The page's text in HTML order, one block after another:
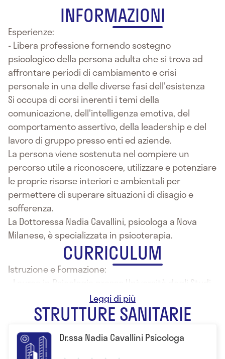
INFORMAZIONI
Esperienze:
- Libera professione fornendo sostegno
psicologico della persona adulta che si trova ad
affrontare periodi di cambiamento e crisi
personale in una delle diverse fasi dell'esistenza
Si occupa di corsi inerenti i temi della
comunicazione, dell'intelligenza emotiva, del
comportamento assertivo, della leadership e del
lavoro di gruppo presso enti ed aziende.
La persona viene sostenuta nel compiere un
percorso utile a riconoscere, utilizzare e potenziare
le proprie risorse interiori e ambientali per
permettere di superare situazioni di disagio e
sofferenza.
La Dottoressa Nadia Cavallini, psicologa a Nova
Milanese, è specializzata in psicoterapia.
CURRICULUM
Istruzione e Formazione:
- Laurea in Psicologia presso Università degli Studi
STRUTTURE SANITARIE
Dr.ssa Nadia Cavallini Psicologa